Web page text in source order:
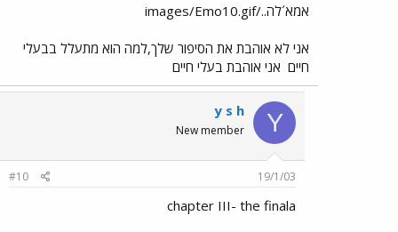
אמא´לה../images/Emo10.gif
אני לא אוהבת את הסיפור שלך,למה הוא מתעלל בבעלי
חיים אני אוהבת בעלי חיים
Y
y s h
New member
19/1/03
#10
chapter III- the finala